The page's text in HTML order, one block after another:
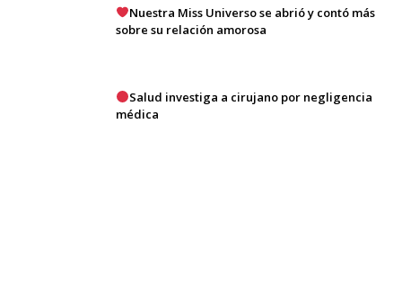
Nuestra Miss Universo se abrió y contó más
sobre su relación amorosa
Salud investiga a cirujano por negligencia
médica